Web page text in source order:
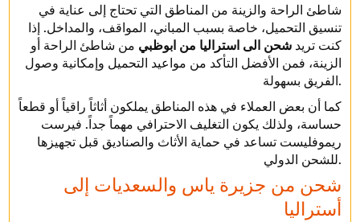
شاطئ الراحة والزينة من المناطق التي تحتاج إلى عناية في
تنسيق التحميل، خاصة بسبب المباني، المواقف، والمداخل. إذا
كنت تريد شحن الى استراليا من ابوظبي من شاطئ الراحة أو
الزينة، فمن الأفضل التأكد من مواعيد التحميل وإمكانية وصول
الفريق بسهولة.
كما أن بعض العملاء في هذه المناطق يملكون أثاثاً راقياً أو قطعاً
حساسة، ولذلك يكون التغليف الاحترافي مهماً جداً. فيرست
ريموفليست تساعد في حماية الأثاث والصناديق قبل تجهيزها
للشحن الدولي.
شحن من جزيرة ياس والسعديات إلى
أستراليا